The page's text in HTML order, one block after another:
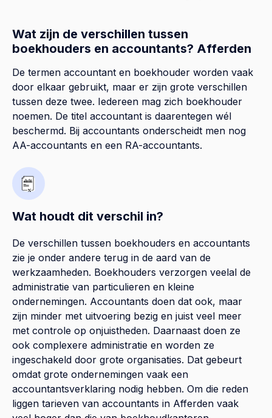
Wat zijn de verschillen tussen
boekhouders en accountants? Afferden
De termen accountant en boekhouder worden vaak
door elkaar gebruikt, maar er zijn grote verschillen
tussen deze twee. Iedereen mag zich boekhouder
noemen. De titel accountant is daarentegen wél
beschermd. Bij accountants onderscheidt men nog
AA-accountants en een RA-accountants.
Wat houdt dit verschil in?
De verschillen tussen boekhouders en accountants
zie je onder andere terug in de aard van de
werkzaamheden. Boekhouders verzorgen veelal de
administratie van particulieren en kleine
ondernemingen. Accountants doen dat ook, maar
zijn minder met uitvoering bezig en juist veel meer
met controle op onjuistheden. Daarnaast doen ze
ook complexere administratie en worden ze
ingeschakeld door grote organisaties. Dat gebeurt
omdat grote ondernemingen vaak een
accountantsverklaring nodig hebben. Om die reden
liggen tarieven van accountants in Afferden vaak